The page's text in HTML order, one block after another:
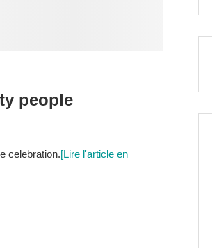
people
celebration.[Lire l'article en